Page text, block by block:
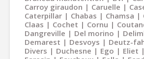
Carroy giraudon
Caruelle
Caterpillar
Chabas Chamsa
Claas
Cochet Cornu
Dangreville
Del morino
Demarest
Desvoys Deutz-
Divers
Duchesne Ego Eliet